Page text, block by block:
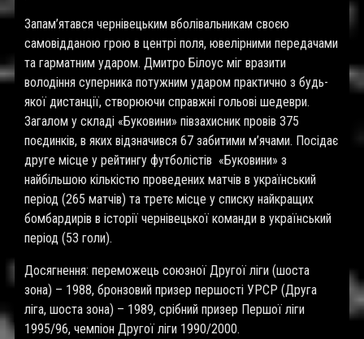
Запам’ятався чернівецьким вболівальникам своєю
самовідданою грою в центрі поля, ювелірними передачами
та гарматним ударом. Дмитро Білоус міг вразити
володіння суперника потужним ударом практично з будь-
якої дистанції, створюючи справжні гольові шедеври.
Загалом у складі «Буковини» півзахисник провів 375
поєдинків, в яких відзначився 67 забитими м’ячами. Посідає
друге місце у рейтингу футболістів «Буковини» з
найбільшою кількістю проведених матчів в український
період (265 матчів) та третє місце у списку найкращих
бомбардирів в історії чернівецької команди в український
період (53 голи).
Досягнення: переможець союзної Другої ліги (шоста
зона) – 1988, бронзовий призер першості УРСР (Друга
ліга, шоста зона) – 1989, срібний призер Першої ліги
1995/96, чемпіон Другої ліги 1990/2000.